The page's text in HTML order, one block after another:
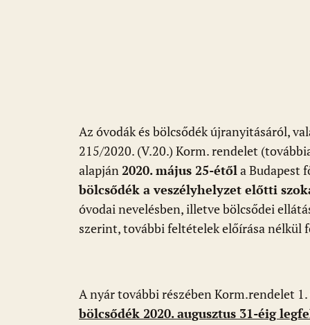
Az óvodák és bölcsődék újranyitásáról,
215/2020. (V.20.) Korm. rendelet
alapján2020. május 25-étőla Budapest
bölcsődék a veszélyhelyzet előtti
óvodai nevelésben, illetve bölcsődei
szerint, további feltételek előírása nélkül
A nyár további részében Korm.rendelet
bölcsődék 2020. augusztus 31-éig